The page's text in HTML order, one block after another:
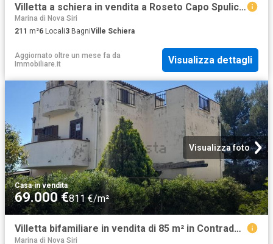
Villetta a schiera in vendita a Roseto Capo Spulico CS
Marina di Nova Siri
211 m²6 Locali3 BagniVille Schiera
Aggiornato oltre un mese fa da
Immobiliare.it
Visualizza dettagli
Visualizza foto
Casa·in vendita
69.000 €811 €/m²
Villetta bifamiliare in vendita di 85 m² in Contrada Santa Venere
Marina di Nova Siri